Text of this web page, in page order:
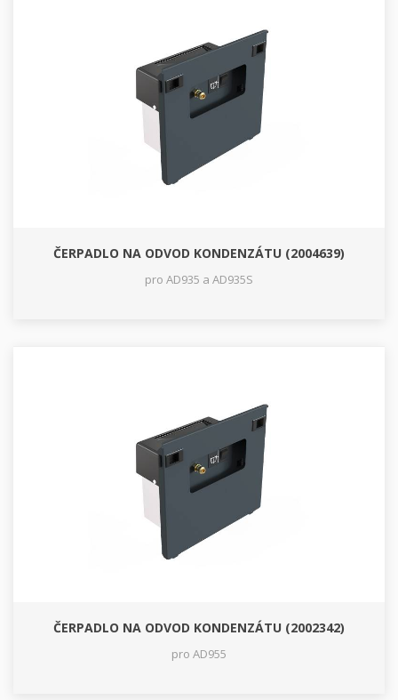
ČERPADLO NA ODVOD KONDENZÁTU (2004639)
pro AD935 a AD935S
ČERPADLO NA ODVOD KONDENZÁTU (2002342)
pro AD955